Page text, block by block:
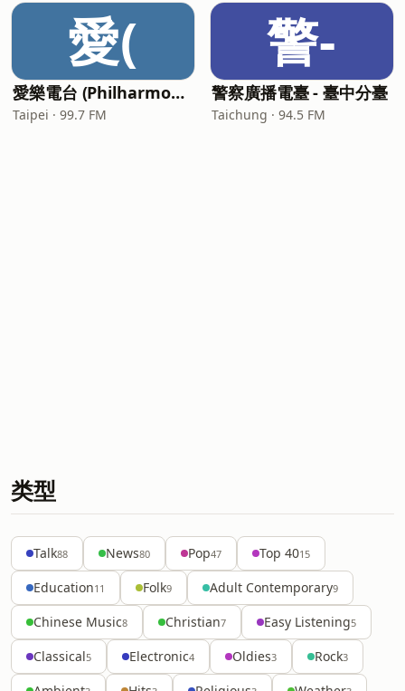
愛(
愛樂電台 (Philharmonic Radio Taipei)
Taipei · 99.7 FM
警-
警察廣播電臺 - 臺中分臺
Taichung · 94.5 FM
类型
Talk88 News80 Pop47 Top 4015
Education11 Folk9 Adult Contemporary9
Chinese Music8 Christian7 Easy Listening5
Classical5 Electronic4 Oldies3 Rock3